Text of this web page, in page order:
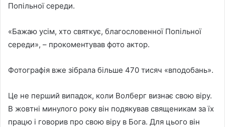
Попільної середи.
«Бажаю усім, хто святкує, благословенної Попільної
середи», – прокоментував фото актор.
Фотографія вже зібрала більше 470 тисяч «вподобань».
Це не перший випадок, коли Волберг визнає свою віру.
В жовтні минулого року він подякував священикам за їх
працю і говорив про свою віру в Бога. Для цього він